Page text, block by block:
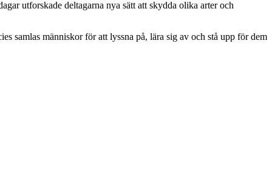
utforskade deltagarna nya sätt att skydda olika arter och
samlas människor för att lyssna på, lära sig av och stå upp för dem